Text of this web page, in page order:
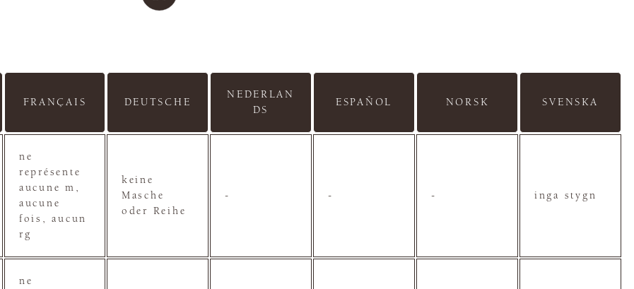
FRANÇAIS DEUTSCHE
NEDERLAN
DS
ESPAÑOL NORSK SVENSKA
ne
représente
aucune m,
aucune
fois, aucun
rg
keine
Masche
oder Reihe
- - - inga stygn
ne